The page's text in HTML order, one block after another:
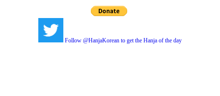
Follow @HanjaKorean to get the Hanja of the day